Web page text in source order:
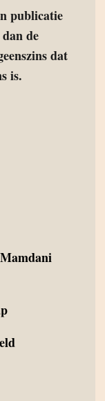
publicatie
de
dat
is.